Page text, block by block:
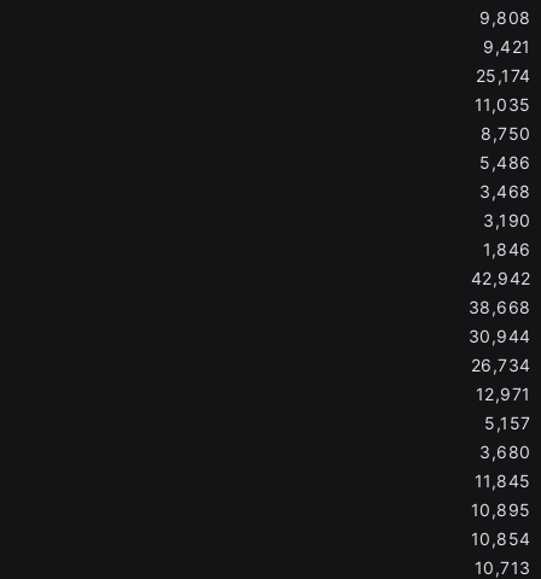
9,808
9,421
25,174
11,035
8,750
5,486
3,468
3,190
1,846
42,942
38,668
30,944
26,734
12,971
5,157
3,680
11,845
10,895
10,854
10,713